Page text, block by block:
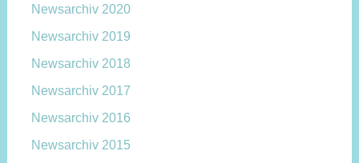
Newsarchiv 2020
Newsarchiv 2019
Newsarchiv 2018
Newsarchiv 2017
Newsarchiv 2016
Newsarchiv 2015